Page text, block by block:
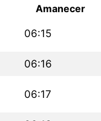
Amanecer
06:15
06:16
06:17